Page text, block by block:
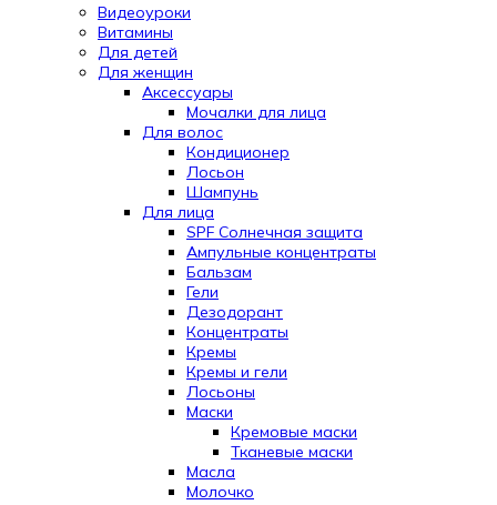
Видеоуроки
Витамины
Для детей
Для женщин
Аксессуары
Мочалки для лица
Для волос
Кондиционер
Лосьон
Шампунь
Для лица
SPF Солнечная защита
Ампульные концентраты
Бальзам
Гели
Дезодорант
Концентраты
Кремы
Кремы и гели
Лосьоны
Маски
Кремовые маски
Тканевые маски
Масла
Молочко